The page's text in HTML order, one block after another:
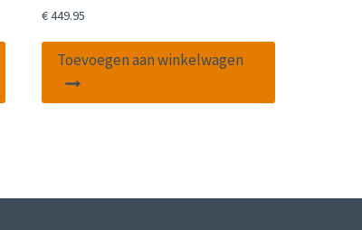
€449.95
Toevoegen aan winkelwagen